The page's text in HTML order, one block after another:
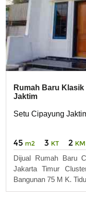
Rumah Baru
Jaktim
Setu Cipayung
45 m2 3 KT 2 KM
Dijual Rumah Baru
Jakarta Timur
Bangunan 75 M K.